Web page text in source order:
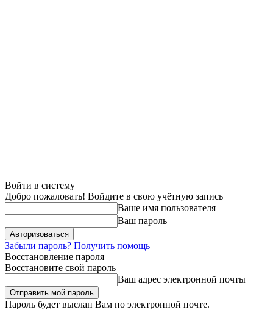
Войти в систему
Добро пожаловать! Войдите в свою учётную запись
Ваше имя пользователя
Ваш пароль
Забыли пароль? Получить помощь
Восстановление пароля
Восстановите свой пароль
Ваш адрес электронной почты
Пароль будет выслан Вам по электронной почте.